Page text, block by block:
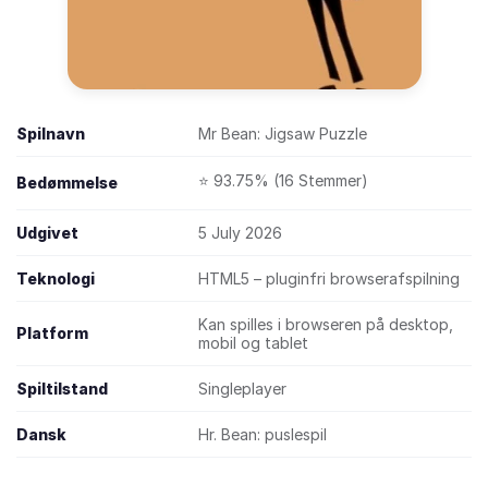
Spilnavn Mr Bean: Jigsaw Puzzle
Bedømmelse ⭐ 93.75% (16 Stemmer)
Udgivet 5 July 2026
Teknologi HTML5 – pluginfri browserafspilning
Platform
Kan spilles i browseren på desktop,
mobil og tablet
Spiltilstand Singleplayer
Dansk Hr. Bean: puslespil